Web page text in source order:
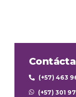
(+57) 463
(+57) 301